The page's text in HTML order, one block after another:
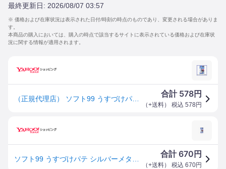
最終更新日: 2026/08/07 03:57
※ 価格および在庫状況は表示された日付/時刻の時点のものであり、変更される場合がありま
す。
本商品の購入においては、購入の時点で該当するサイトに表示されている価格および在庫状
況に関する情報が適用されます。
合計 578円
（+送料） 税込 578 円
合計670 円
（+送料） 税込 670円